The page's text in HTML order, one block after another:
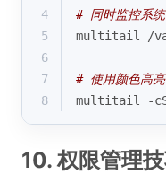
4
# 同时监控系
5
multitail /
6
7
# 使用颜色高
8
multitail -
10. 权限管理